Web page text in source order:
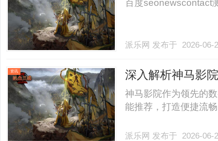
百度seonewscontact
派乐网 发布于 2026-
资讯 深入解析神马影
神马影院作为领先的
能推荐，打造便捷流
派乐网 发布于 2026-